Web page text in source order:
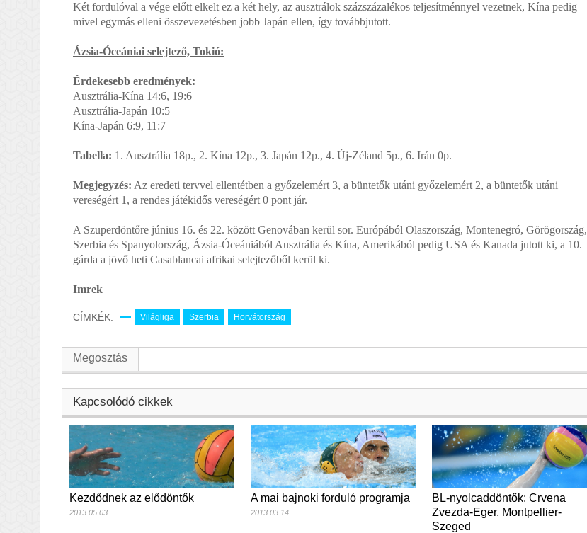
Két fordulóval a vége előtt elkelt ez a két hely, az ausztrálok százszázalékos teljesítménnyel vezetnek, Kína pedig
mivel egymás elleni összevezetésben jobb Japán ellen, így továbbjutott.
Ázsia-Óceániai selejtező, Tokió:
Érdekesebb eredmények:
Ausztrália-Kína 14:6, 19:6
Ausztrália-Japán 10:5
Kína-Japán 6:9, 11:7
Tabella: 1. Ausztrália 18p., 2. Kína 12p., 3. Japán 12p., 4. Új-Zéland 5p., 6. Irán 0p.
Megjegyzés: Az eredeti tervvel ellentétben a győzelemért 3, a büntetők utáni győzelemért 2, a büntetők utáni
vereségért 1, a rendes játékidős vereségért 0 pont jár.
A Szuperdöntőre június 16. és 22. között Genovában kerül sor. Európából Olaszország, Montenegró, Görögország,
Szerbia és Spanyolország, Ázsia-Óceániából Ausztrália és Kína, Amerikából pedig USA és Kanada jutott ki, a 10.
gárda a jövő heti Casablancai afrikai selejtezőből kerül ki.
Imrek
CÍMKÉK: Világliga Szerbia Horvátország
Megosztás
Kapcsolódó cikkek
Kezdődnek az elődöntők
2013.05.03.
A mai bajnoki forduló programja
2013.03.14.
BL-nyolcaddöntők: Crvena
Zvezda-Eger, Montpellier-
Szeged